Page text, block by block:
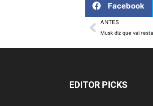
Facebook
ANTES
Musk diz que vai
EDITOR PICKS